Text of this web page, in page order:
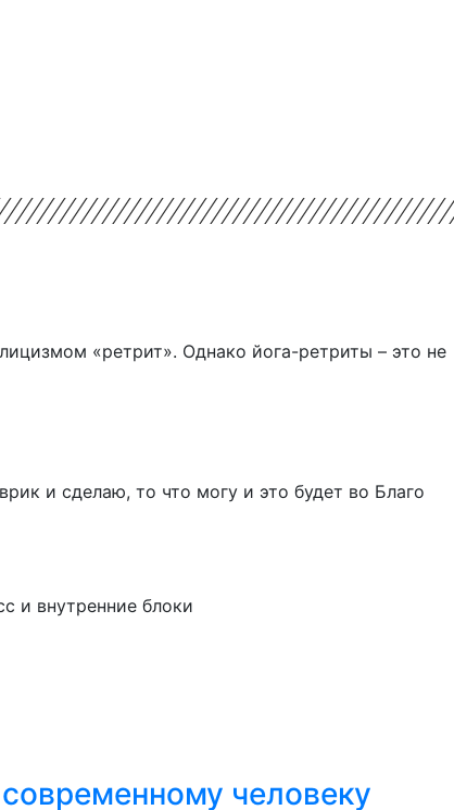
«ретрит». Однако йога-ретриты – это не
и сделаю, то что могу и это будет во Благо
и внутренние блоки
человеку